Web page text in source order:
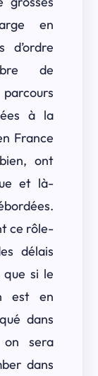
en
d’ordre
de
à la
France
ont
et là-
ce rôle-
délais
que si le
est en
dans
on sera
dans